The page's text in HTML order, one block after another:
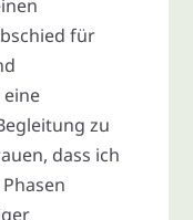
für
zu
dass ich